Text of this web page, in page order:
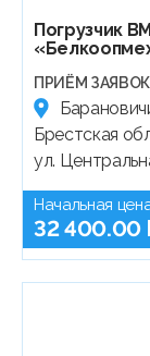
Погрузчик
ПРИЁМ
Брестская
ул.
Начальная
32 400.00